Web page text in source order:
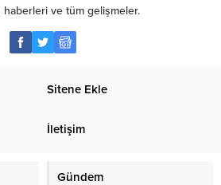
haberleri ve tüm gelişmeler.
Sitene Ekle
İletişim
Gündem